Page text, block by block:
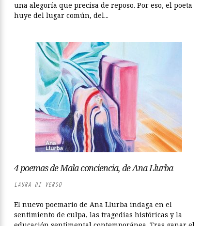
una alegoría que precisa de reposo. Por eso, el poeta
huye del lugar común, del...
4 poemas de Mala conciencia, de Ana Llurba
LAURA DI VERSO
El nuevo poemario de Ana Llurba indaga en el
sentimiento de culpa, las tragedias históricas y la